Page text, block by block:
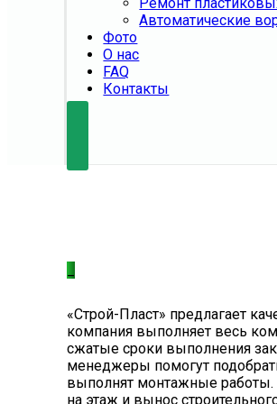
Автоматические
Фото
О нас
FAQ
Контакты
«Строй-Пласт» предлагает
компания выполняет весь
сжатые сроки выполнения
менеджеры помогут
выполнят монтажные работы.
на этаж и вынос